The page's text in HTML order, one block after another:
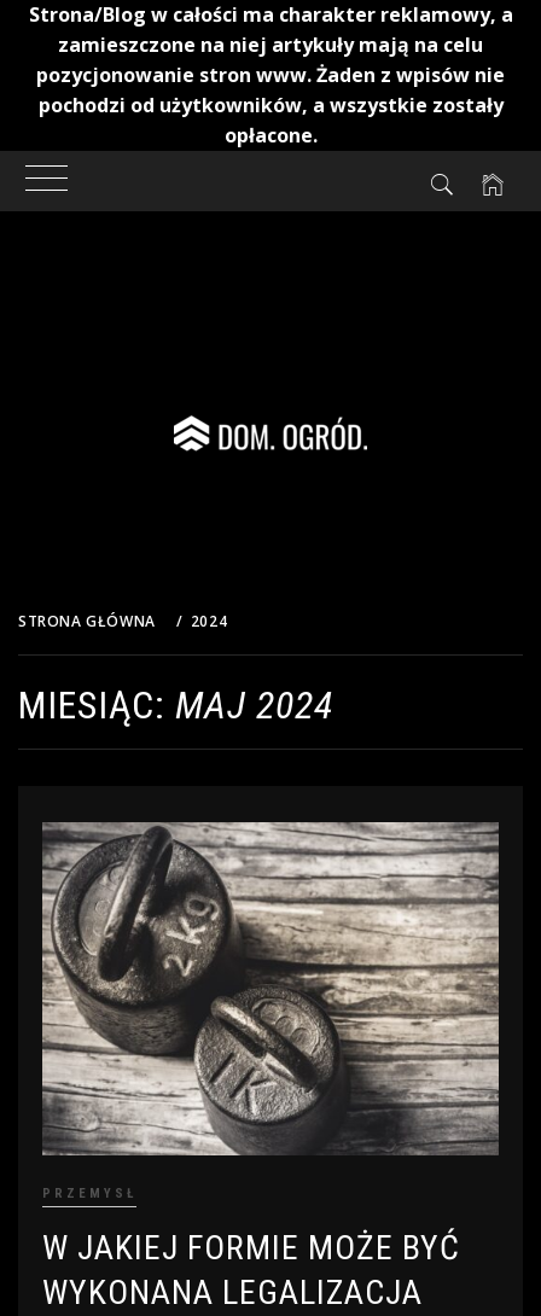
Strona/Blog w całości ma charakter reklamowy, a
zamieszczone na niej artykuły mają na celu
pozycjonowanie stron www. Żaden z wpisów nie
pochodzi od użytkowników, a wszystkie zostały
opłacone.
STRONA GŁÓWNA 2024
MIESIĄC: MAJ 2024
PRZEMYSŁ
W JAKIEJ FORMIE MOŻE BYĆ
WYKONANA LEGALIZACJA